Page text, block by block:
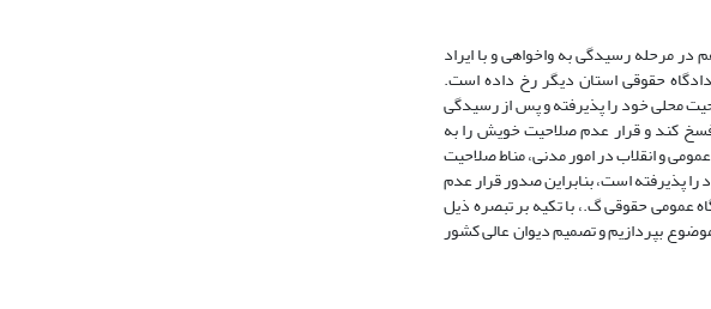
مرحله رسیدگی به واخواهی و با ایراد
حقوقی استان دیگر رخ داده است.
محلی خود را پذیرفته و پس از رسیدگی
کند و قرار عدم صلاحیت خویش را به
که چون برابر ماده 26 قانون آیین دادرسی دادگاههای عمومی و انقلاب در امور مدنی، مناط صلاحیت
پذیرفته است، بنابراین صدور قرار عدم
عمومی حقوقی گ.، با تکیه بر تبصره ذیل
بپردازیم و تصمیم دیوان عالی کشور